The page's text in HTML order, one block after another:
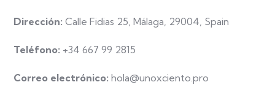
Dirección: Calle Fidias 25, Málaga, 29004, Spain
Teléfono: +34 667 99 2815
Correo electrónico: hola@unoxciento.pro